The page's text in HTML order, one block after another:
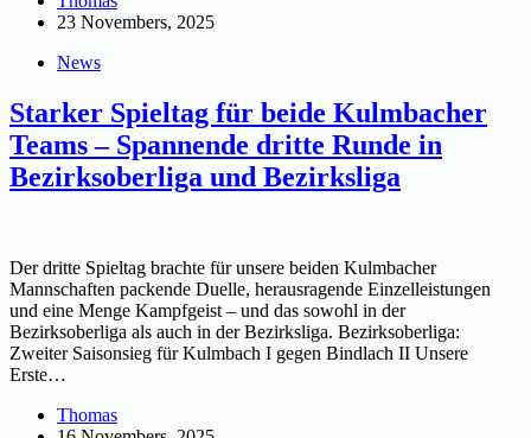
23 Novembers, 2025
News
Starker Spieltag für beide Kulmbacher
Teams – Spannende dritte Runde in
Bezirksoberliga und Bezirksliga
Der dritte Spieltag brachte für unsere beiden Kulmbacher
Mannschaften packende Duelle, herausragende Einzelleistungen
und eine Menge Kampfgeist – und das sowohl in der
Bezirksoberliga als auch in der Bezirksliga. Bezirksoberliga:
Zweiter Saisonsieg für Kulmbach I gegen Bindlach II Unsere
Erste…
Thomas